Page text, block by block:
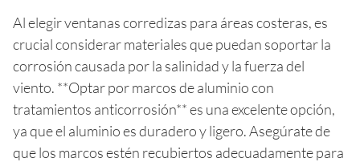
Al elegir ventanas corredizas para áreas costeras, es
crucial considerar materiales que puedan soportar la
corrosión causada por la salinidad y la fuerza del
viento. **Optar por marcos de aluminio con
tratamientos anticorrosión** es una excelente opción,
ya que el aluminio es duradero y ligero. Asegúrate de
que los marcos estén recubiertos adecuadamente para